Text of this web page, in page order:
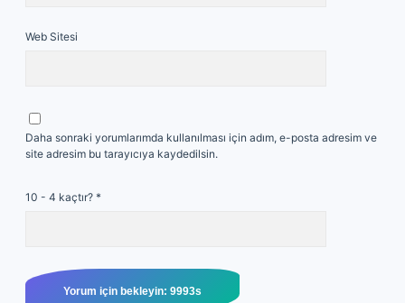
Web Sitesi
Daha sonraki yorumlarımda kullanılması için adım, e-posta adresim ve
site adresim bu tarayıcıya kaydedilsin.
10 - 4 kaçtır? *